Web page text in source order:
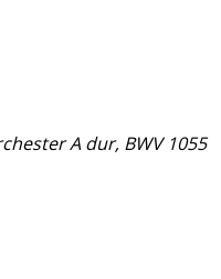
A dur, BWV 1055